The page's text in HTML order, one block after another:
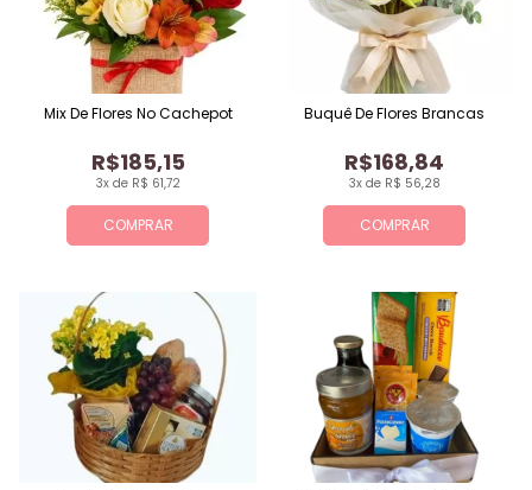
COMPRAR
3x de R$ 61,72
R$185,15
Mix De Flores No Cachepot
COMPRAR
3x de R$ 56,28
R$168,84
Buquê De Flores Brancas